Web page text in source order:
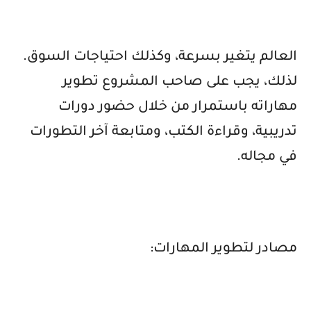
العالم يتغير بسرعة، وكذلك احتياجات السوق.
لذلك، يجب على صاحب المشروع تطوير
مهاراته باستمرار من خلال حضور دورات
تدريبية، وقراءة الكتب، ومتابعة آخر التطورات
في مجاله.
مصادر لتطوير المهارات: